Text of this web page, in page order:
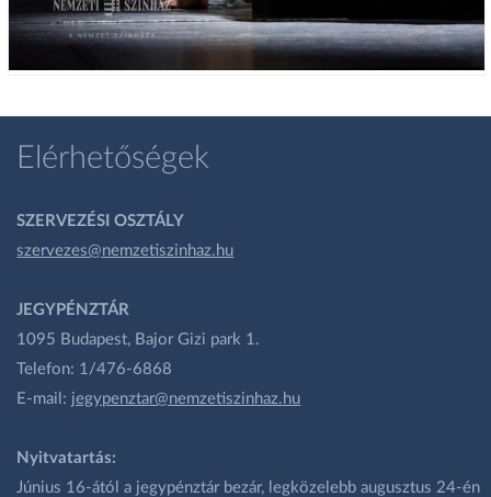
Elérhetőségek
SZERVEZÉSI OSZTÁLY
szervezes@nemzetiszinhaz.hu
JEGYPÉNZTÁR
1095 Budapest, Bajor Gizi park 1.
Telefon: 1/476-6868
E-mail: jegypenztar@nemzetiszinhaz.hu
Nyitvatartás:
Június 16-ától a jegypénztár bezár, legközelebb augusztus 24-én